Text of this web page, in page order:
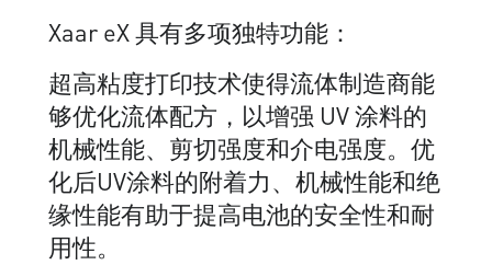
Xaar eX 具有多项独特功能：
超高粘度打印技术使得流体制造商能
够优化流体配方，以增强 UV 涂料的
机械性能、剪切强度和介电强度。优
化后UV涂料的附着力、机械性能和绝
缘性能有助于提高电池的安全性和耐
用性。